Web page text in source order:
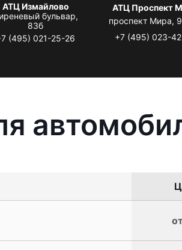
АТЦ Измайлово
бульвар,
83б
(495) 021-25-26
АТЦ Проспект
проспект Мира,
+7 (495) 023-